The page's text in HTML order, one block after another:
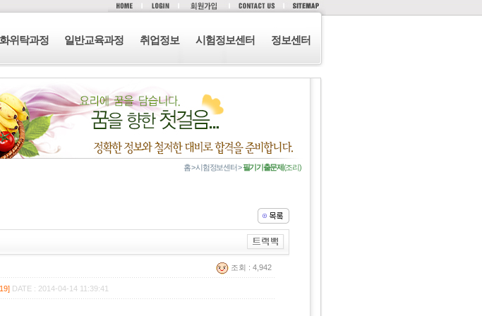
위탁과정 일반교육과정 취업정보 시험정보센터 정보센터
홈 > 시험정보센터 >필기기출문제(조리)
조회 : 4,942
DATE : 2014-04-14 11:39:41